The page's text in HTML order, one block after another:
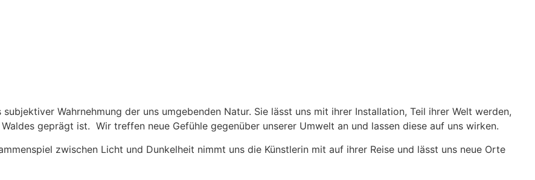
Wahrnehmung der uns umgebenden Natur. Sie lässt uns mit ihrer Installation, Teil ihrer Welt werden,
geprägt ist. Wir treffen neue Gefühle gegenüber unserer Umwelt an und lassen diese auf uns wirken.
zwischen Licht und Dunkelheit nimmt uns die Künstlerin mit auf ihrer Reise und lässt uns neue Orte